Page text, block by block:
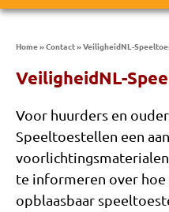
Home»Contact»VeiligheidNL-
VeiligheidNL-
Voor huurders en
Speeltoestellen een
te informeren over hoe
opblaasbaar